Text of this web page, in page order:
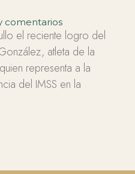
comentarios
el reciente logro del
atleta de la
representa a la
del IMSS en la